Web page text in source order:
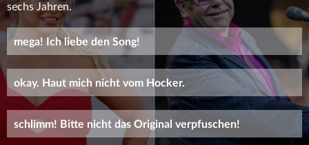
sechs Jahren.
mega! Ich liebe den Song!
okay. Haut mich nicht vom Hocker.
schlimm! Bitte nicht das Original verpfuschen!